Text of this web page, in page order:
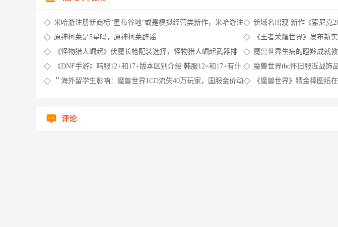
米哈游注册新商标“星布谷地”或是模拟经营类新作，米哈游注
册商标被驳回
新域名出现 新作《索尼克
原神柯莱是5星吗，原神柯莱辟谣
《王者荣耀世界》发布新
者荣耀世界冠军杯历届总
《怪物猎人崛起》伏魔长枪配装选择，怪物猎人崛起武器排
行
魔兽世界生病的瞪羚成就
《DNF手游》韩服12+和17+版本区别介绍 韩服12+和17+有什
么
魔兽世界tbc怀旧服近战饰
＂海外留学生影响：魔兽世界1CD流失40万玩家，国服金价动
《魔兽世界》精金棒图纸
评论